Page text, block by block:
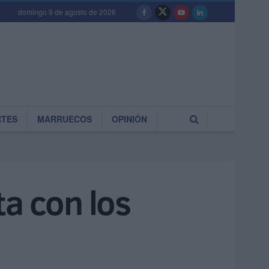
domingo 9 de agosto de 2026
MARRUECOS OPINIÓN
con los